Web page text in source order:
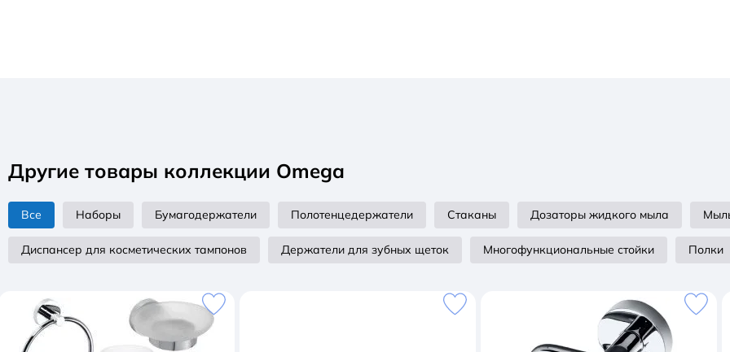
Другие товары коллекции Omega
Все Наборы Бумагодержатели Полотенцедержатели Стаканы Дозаторы жидкого мыла
Диспансер для косметических тампонов Держатели для зубных щеток Многофункциональные стойки Полки